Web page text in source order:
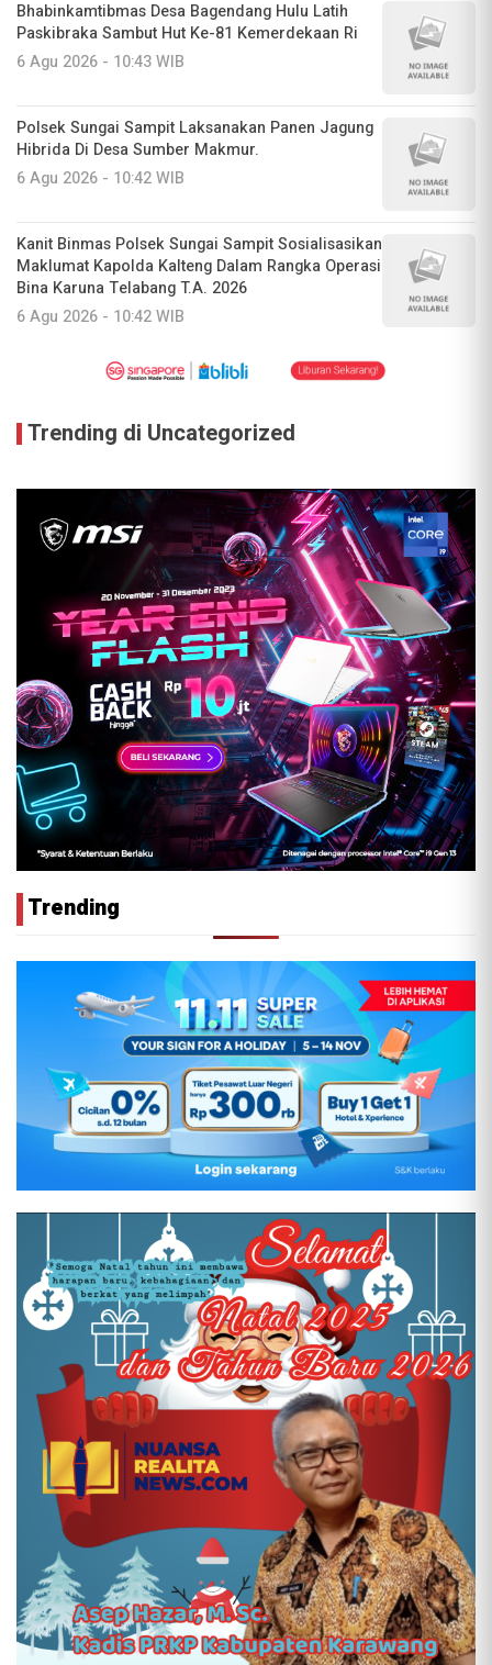
Bhabinkamtibmas Desa Bagendang Hulu Latih
Paskibraka Sambut Hut Ke-81 Kemerdekaan Ri
6 Agu 2026 - 10:43 WIB
Polsek Sungai Sampit Laksanakan Panen Jagung
Hibrida Di Desa Sumber Makmur.
6 Agu 2026 - 10:42 WIB
Kanit Binmas Polsek Sungai Sampit Sosialisasikan
Maklumat Kapolda Kalteng Dalam Rangka Operasi
Bina Karuna Telabang T.A. 2026
6 Agu 2026 - 10:42 WIB
Trending di Uncategorized
Trending